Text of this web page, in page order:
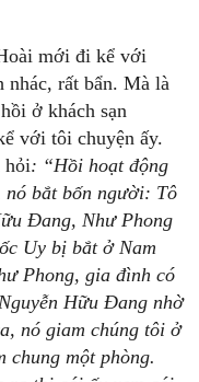
mới đi kể với
nhác, rất bẩn. Mà là
ở khách sạn
với tôi chuyện ấy.
hỏi: “Hồi hoạt động
nó bắt bốn người: Tô
Đang, Như Phong
Uy bị bắt ở Nam
Phong, gia đình có
Hữu Đang nhờ
nó giam chúng tôi ở
chung một phòng.